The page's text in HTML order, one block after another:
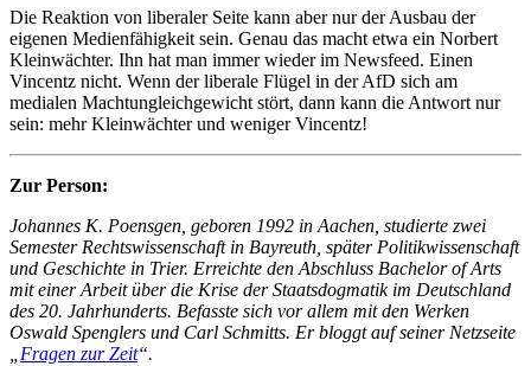
Die Reaktion von liberaler Seite kann aber nur der Ausbau der
eigenen Medienfähigkeit sein. Genau das macht etwa ein Norbert
Kleinwächter. Ihn hat man immer wieder im Newsfeed. Einen
Vincentz nicht. Wenn der liberale Flügel in der AfD sich am
medialen Machtungleichgewicht stört, dann kann die Antwort nur
sein: mehr Kleinwächter und weniger Vincentz!
Zur Person:
Johannes K. Poensgen, geboren 1992 in Aachen, studierte zwei
Semester Rechtswissenschaft in Bayreuth, später Politikwissenschaft
und Geschichte in Trier. Erreichte den Abschluss Bachelor of Arts
mit einer Arbeit über die Krise der Staatsdogmatik im Deutschland
des 20. Jahrhunderts. Befasste sich vor allem mit den Werken
Oswald Spenglers und Carl Schmitts. Er bloggt auf seiner Netzseite
Fragen zur Zeit“.